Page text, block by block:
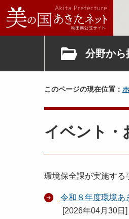
分野から
このページの現在位置：
イベント・
環境保全課が実施する
令和８年度環境あ
[2026年04月30日 ]